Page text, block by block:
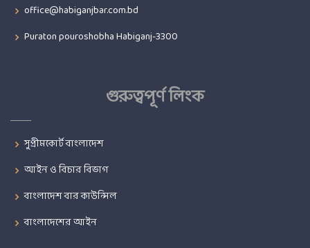
office@habiganjbar.com.bd
Puraton pouroshobha Habiganj-3300
গুরুত্বপূর্ণ লিংক
সুপ্রীমকোর্ট বাংলাদেশ
আইন ও বিচার বিভাগ
বাংলাদেশ বার কাউন্সিল
বাংলাদেশের আইন